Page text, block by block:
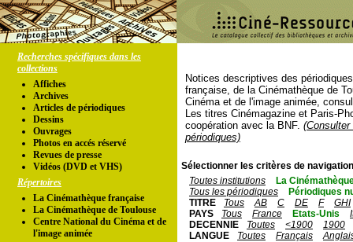
Recherches spécifiques dans les
collections
Affiches
Archives
Articles de périodiques
Dessins
Ouvrages
Photos en accés réservé
Revues de presse
Vidéos (DVD et VHS)
Répertoires
La Cinémathèque française
La Cinémathèque de Toulouse
Centre National du Cinéma et de
l'image animée
Notices descriptives des
française, de la Cinémathèque de
Cinéma et de l'image animée,
Les titres Cinémagazine et Paris-
coopération avec la BNF.
périodiques)
Sélectionner les critères de
Toutes institutions
La
Tous les périodiques
Périodiques
TITRE
Tous AB C DE F
GHI
PAYS
Tous France Etats-Unis
DECENNIE
Toutes <1900
1900
LANGUE
Toutes Français